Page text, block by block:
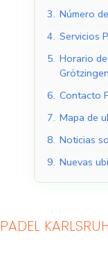
3. Número
4. Servicios
5. Horario
Grötzingen
6. Contacto
7. Mapa de
8. Noticias
9. Nuevas
PADEL